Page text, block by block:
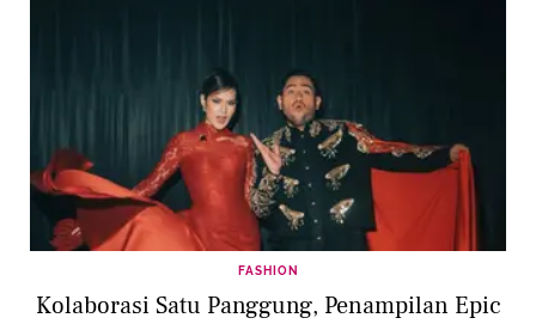
FASHION
Kolaborasi Satu Panggung, Penampilan Epic